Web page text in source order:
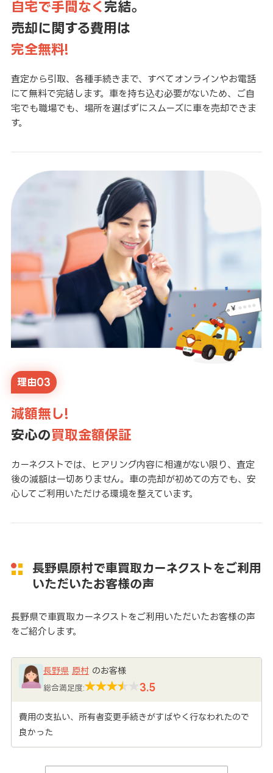
自宅で手間なく 完結。
売却に関する費用は
完全無料!
査定から引取、各種手続きまで、すべてオンラインやお電話
にて無料で完結します。車を持ち込む必要がないため、ご自
宅でも職場でも、場所を選ばずにスムーズに車を売却できま
す。
理由03
減額無し!
安心の買取金額保証
カーネクストでは、ヒアリング内容に相違がない限り、査定
後の減額は一切ありません。車の売却が初めての方でも、安
心してご利用いただける環境を整えています。
長野県原村で車買取カーネクストをご利用
いただいたお客様の声
長野県で車買取カーネクストをご利用いただいたお客様の声
をご紹介します。
長野県 原村のお客様
総合満足度: 3.5
費用の支払い、所有者変更手続きがすばやく行なわれたので
良かった